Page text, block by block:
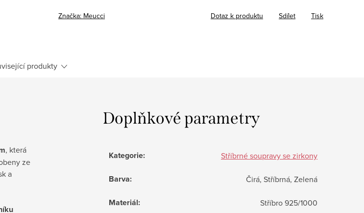
Značka: Meucci Tisk
Dotaz k produktu Sdílet
produkty
, která
ze
a
Doplňkové parametry
Kategorie: Stříbrné soupravy se zirkony
Barva: Čirá, Stříbrná, Zelená
Materiál: Stříbro 925/1000